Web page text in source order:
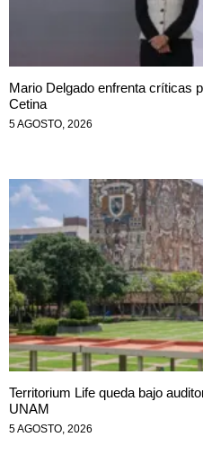
Mario Delgado enfrenta críticas
Cetina
5 AGOSTO, 2026
Territorium Life queda bajo
UNAM
5 AGOSTO, 2026